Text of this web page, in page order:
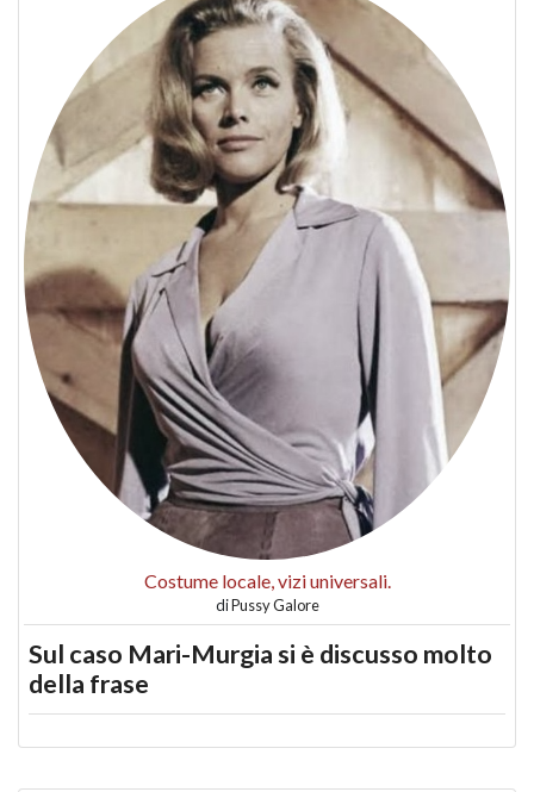
Costume locale, vizi universali.
diPussy Galore
Sul caso Mari-Murgia si è discusso molto
della frase